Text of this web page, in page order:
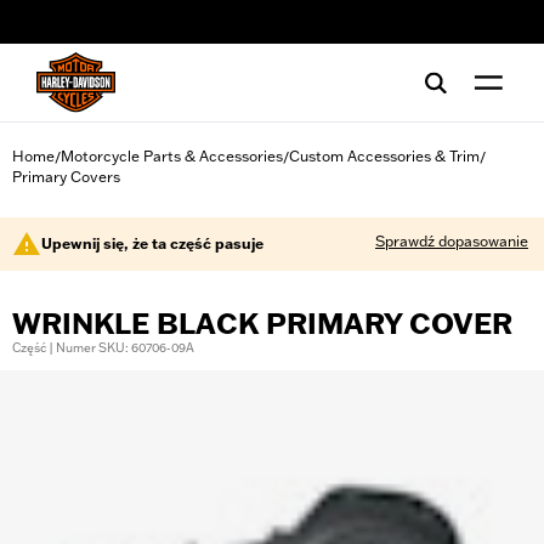
Home/Motorcycle Parts & Accessories/Custom Accessories & Trim/
Primary Covers
Upewnij się, że ta część pasuje Sprawdź dopasowanie
WRINKLE BLACK PRIMARY COVER
Część | Numer SKU: 60706-09A